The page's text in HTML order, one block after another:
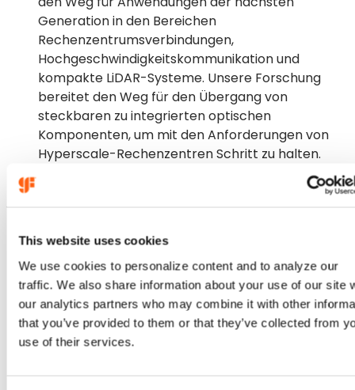
This website uses cookies
We use cookies to personalize content and to analyze our
traffic. We also share information about your use of our site
our analytics partners who may combine it with other
that you’ve provided to them or that they’ve collected from
use of their services.
Generation in den Bereichen
Rechenzentrumsverbindungen,
Hochgeschwindigkeitskommunikation und
kompakte LiDAR-Systeme. Unsere Forschung
bereitet den Weg für den Übergang von
steckbaren zu integrierten optischen
Komponenten, um mit den Anforderungen von
Hyperscale-Rechenzentren Schritt zu halten.
Werden Sie Partner von GF
Labs
Das nächste Jahrzehnt in den Bereichen
Computertechnik, Kommunikation und KI wird auf
Technologien basieren, die gerade entwickelt werden.
Wenn Sie an den Innovationen der Zukunft arbeiten,